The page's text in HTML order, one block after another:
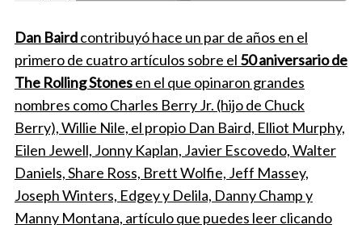
Dan Bairdcontribuyó hace un par de años en el
primero de cuatro artículos sobre el 50 aniversario de
The Rolling Stonesen el que opinaron grandes
nombres como Charles Berry Jr. (hijo de Chuck
Berry), Willie Nile, el propio Dan Baird, Elliot Murphy,
Eilen Jewell, Jonny Kaplan, Javier Escovedo, Walter
Daniels, Share Ross, Brett Wolfie, Jeff Massey,
Joseph Winters, Edgey y Delila, Danny Champ y
Manny Montana, artículo que puedes leer clicando